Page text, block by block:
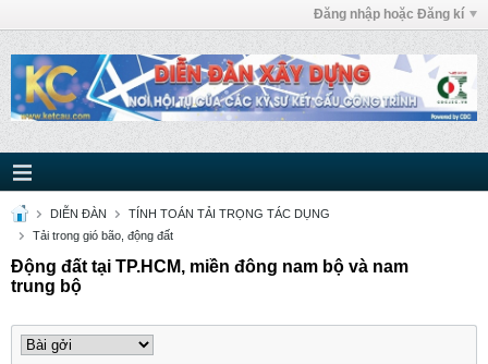
Đăng nhập hoặc Đăng kí
DIỄN ĐÀN
TÍNH TOÁN TẢI TRỌNG TÁC DỤNG
Tải trong gió bão, động đất
Động đất tại TP.HCM, miền đông nam bộ và nam
trung bộ